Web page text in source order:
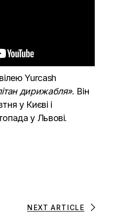
Yurcash
дирижабля». Він
у Києві і
у Львові.
NEXT ARTICLE